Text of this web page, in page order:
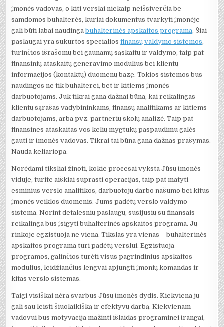
įmonės vadovas, o kiti verslai niekaip neišsiverčia be
samdomos buhalterės, kuriai dokumentus tvarkyti įmonėje
gali būti labai naudingabuhalterinės apskaitos programa. Šiai
paslaugai yra sukurtos specialiosfinansų valdymo sistemos,
turinčios išrašomų bei gaunamų sąskaitų ir valdymo, taip pat
finansinių ataskaitų generavimo modulius bei klientų
informacijos (kontaktų) duomenų bazę. Tokios sistemos bus
naudingos ne tik buhalterei, bet ir kitiems įmonės
darbuotojams. Juk tikrai gana dažnai būna, kai reikalingas
klientų sąrašas vadybininkams, finansų analitikams ar kitiems
darbuotojams, arba pvz. partnerių skolų analizė. Taip pat
finansines ataskaitas vos kelių mygtukų paspaudimu galės
gauti ir įmonės vadovas. Tikrai tai būna gana dažnas prašymas.
Nauda keliariopa.
Norėdami tiksliai žinoti, kokie procesai vyksta Jūsų įmonės
viduje, turite aiškiai suprasti operacijas, taip pat matyti
esminius verslo analitikos, darbuotojų darbo našumo bei kitus
įmonės veiklos duomenis. Jums padėtų verslo valdymo
sistema. Norint detalesnių paslaugų, susijusių su finansais –
reikalinga bus įsigyti buhalterinės apskaitos programa. Jų
rinkoje egzistuoja ne viena. Tikslas yra vienas – buhalterinės
apskaitos programa turi padėtų verslui. Egzistuoja
programos, galinčios turėti visus pagrindinius apskaitos
modulius, leidžiančius lengvai apjungti įmonių komandas ir
kitas verslo sistemas.
Taigi visiškai nėra svarbus Jūsų įmonės dydis. Kiekviena jų
gali sau leisti šiuolaikišką ir efektyvų darbą. Kiekvienam
vadovui bus motyvacija mažinti išlaidas programinei įrangai,